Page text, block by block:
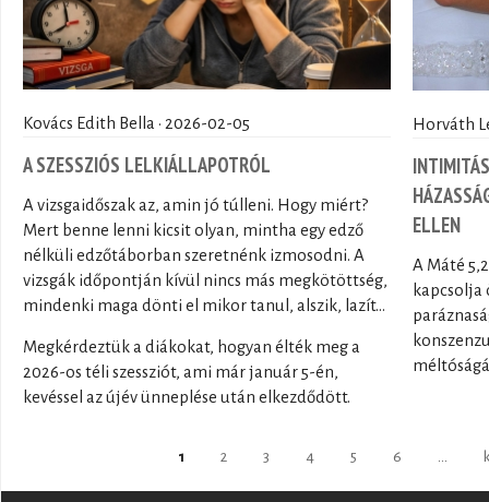
Kovács Edith Bella · 2026-02-05
A SZESSZIÓS LELKIÁLLAPOTRÓL
A vizsgaidőszak az, amin jó túlleni. Hogy miért?
Mert benne lenni kicsit olyan, mintha egy edző
nélküli edzőtáborban szeretnénk izmosodni. A
vizsgák időpontján kívül nincs más megkötöttség,
mindenki maga dönti el mikor tanul, alszik, lazít…
Megkérdeztük a diákokat, hogyan élték meg a
2026-os téli szessziót, ami már január 5-én,
kevéssel az újév ünneplése után elkezdődött.
Horváth
ELLEN
A Máté
kapcsolja
1 2 3 4 5 6